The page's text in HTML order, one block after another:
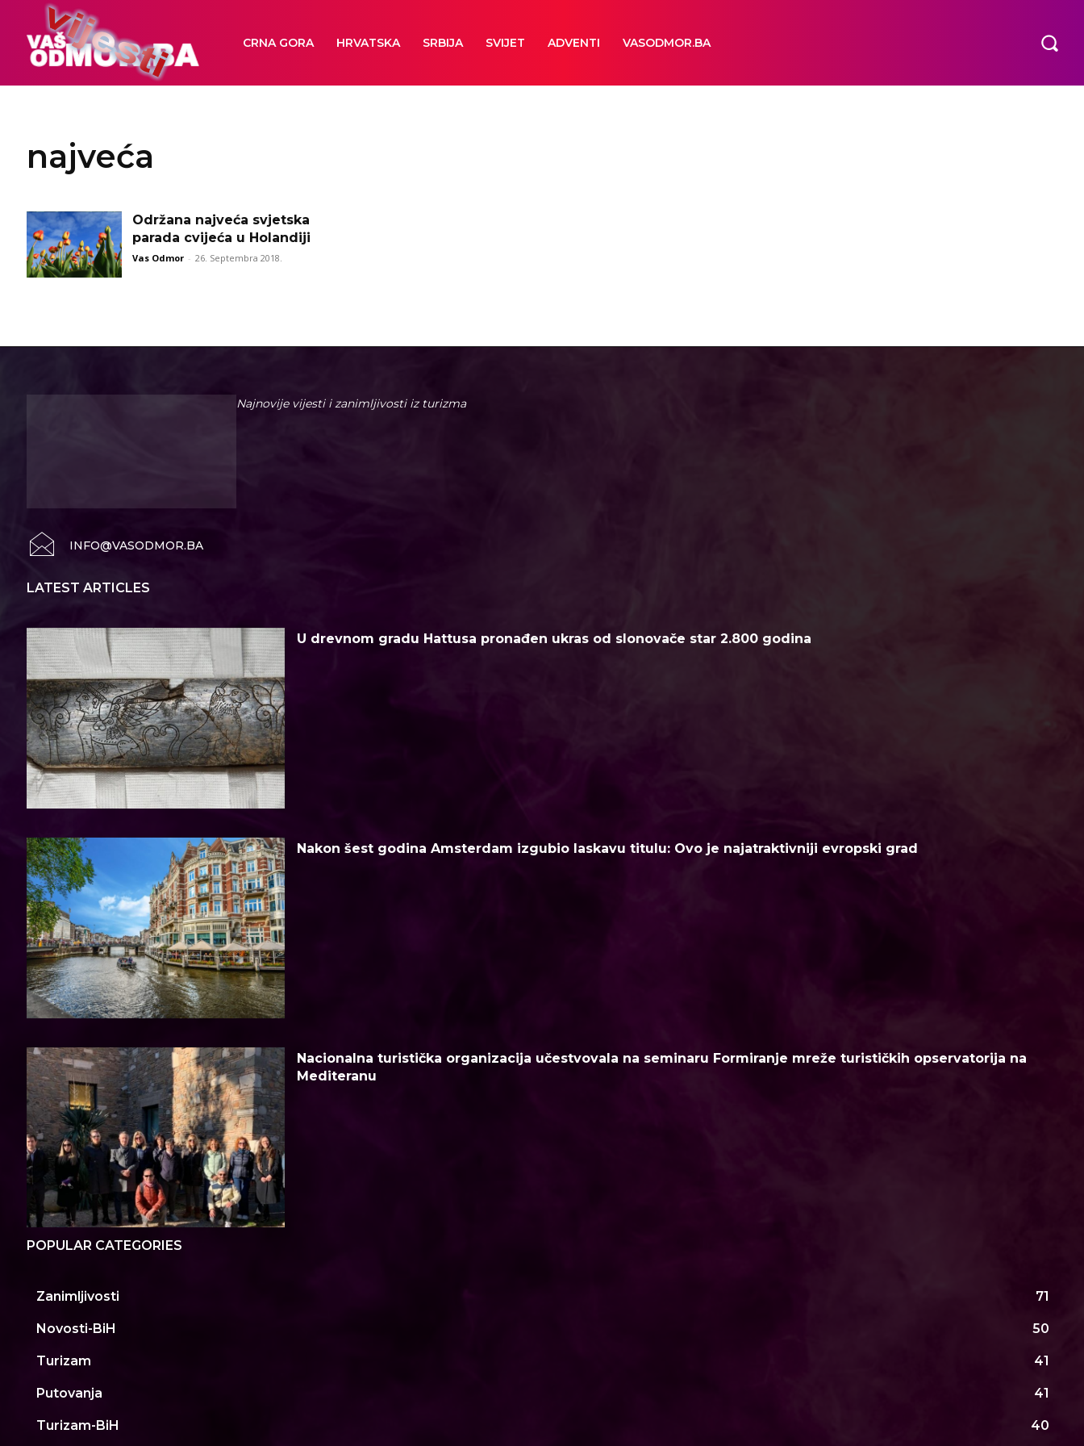
CRNA GORA HRVATSKA SRBIJA SVIJET ADVENTI VASODMOR.BA
najveća
Održana najveća svjetska
parada cvijeća u Holandiji
Vas Odmor - 26. Septembra 2018.
Najnovije vijesti i zanimljivosti iz turizma
INFO@VASODMOR.BA
LATEST ARTICLES
U drevnom gradu Hattusa pronađen ukras od slonovače star 2.800 godina
Nakon šest godina Amsterdam izgubio laskavu titulu: Ovo je najatraktivniji evropski grad
Nacionalna turistička organizacija učestvovala na seminaru Formiranje mreže turističkih opservatorija na
Mediteranu
POPULAR CATEGORIES
Zanimljivosti 71
Novosti-BiH 50
Turizam 41
Putovanja 41
Turizam-BiH 40